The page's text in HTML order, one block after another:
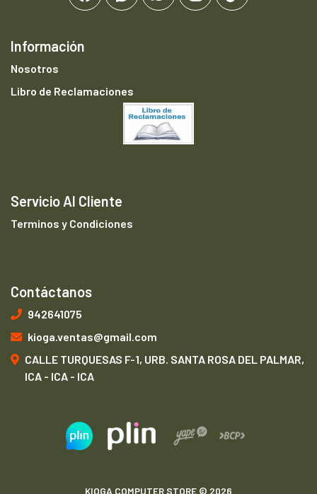
Información
Nosotros
Libro de Reclamaciones
Servicio Al Cliente
Terminos y Condiciones
Contáctanos
942641075
kioga.ventas@gmail.com
CALLE TURQUESAS F-1, URB. SANTA ROSA DEL PALMAR,
ICA - ICA - ICA
KIOGA COMPUTER STORE © 2026